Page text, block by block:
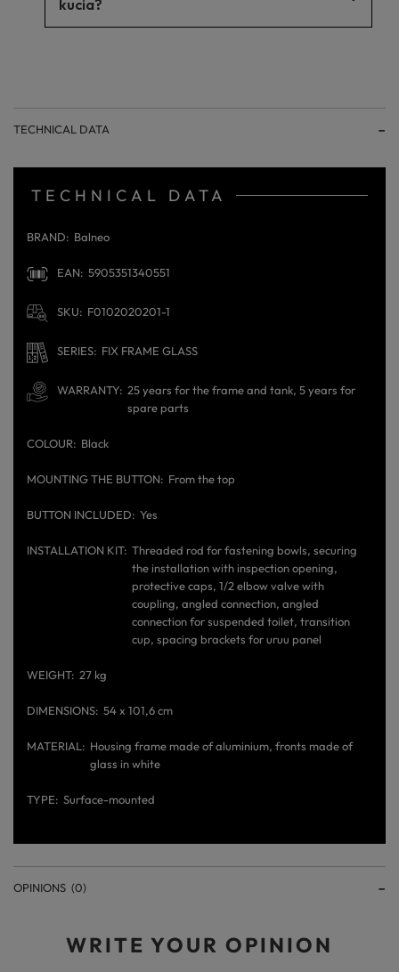
trwałość i niezawodność w długim okresie użytkowania.
kucia?
TECHNICAL DATA
TECHNICAL DATA
BRAND Balneo
EAN 5905351340551
SKU F0102020201-1
SERIES FIX FRAME GLASS
WARRANTY 25 years for the frame and tank, 5 years for
spare parts
COLOUR Black
MOUNTING THE BUTTON From the top
BUTTON INCLUDED Yes
INSTALLATION KIT Threaded rod for fastening bowls, securing
the installation with inspection opening,
protective caps, 1/2 elbow valve with
coupling, angled connection, angled
connection for suspended toilet, transition
cup, spacing brackets for uruu panel
WEIGHT 27 kg
DIMENSIONS 54 x 101,6 cm
MATERIAL
Housing frame made of aluminium, fronts made of
glass in white
TYPE Surface-mounted
OPINIONS (0)
WRITE YOUR OPINION